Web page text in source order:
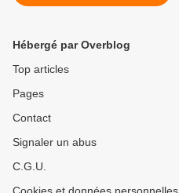
est détruit… c’est stupéfiant
Hébergé par Overblog
Top articles
Pages
Contact
Signaler un abus
C.G.U.